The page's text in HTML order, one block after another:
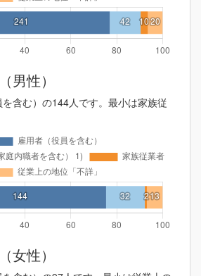
男性）
含む）の144人です。最小は家族従
女性）